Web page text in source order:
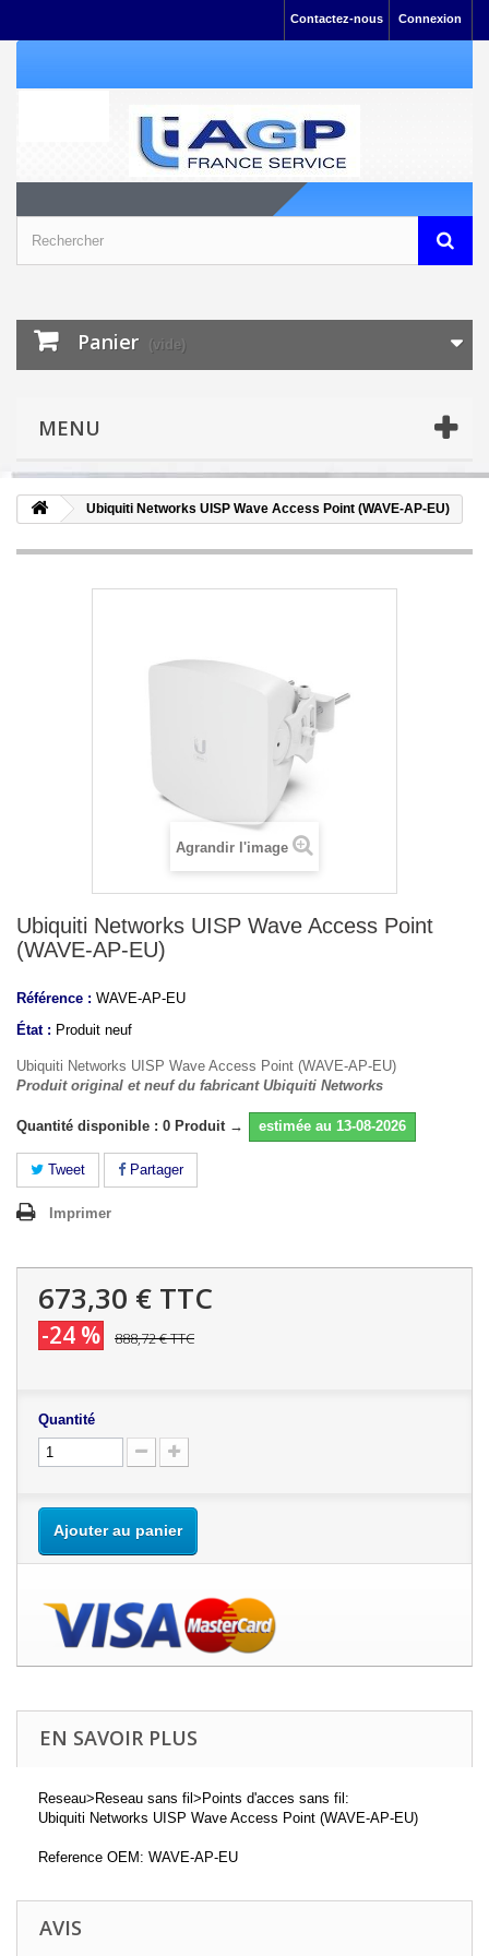
Connexion
Contactez-nous
Panier (vide)
MENU
Ubiquiti Networks UISP Wave Access Point (WAVE-AP-EU)
Agrandir l'image
Ubiquiti Networks UISP Wave Access Point
(WAVE-AP-EU)
Référence : WAVE-AP-EU
État : Produit neuf
Ubiquiti Networks UISP Wave Access Point (WAVE-AP-EU)
Produit original et neuf du fabricant Ubiquiti Networks
Quantité disponible : 0 Produit → estimée au 13-08-2026
Tweet Partager
Imprimer
673,30 € TTC
-24 % 888,72 €TTC
Quantité
Ajouter au panier
EN SAVOIR PLUS
Reseau>Reseau sans fil>Points d'acces sans fil:
Ubiquiti Networks UISP Wave Access Point (WAVE-AP-EU)
Reference OEM: WAVE-AP-EU
AVIS